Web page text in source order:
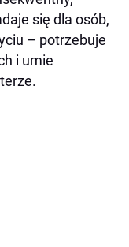
się dla osób,
– potrzebuje
i umie